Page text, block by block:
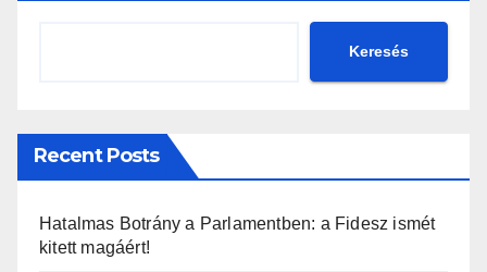
Keresés
Recent Posts
Hatalmas Botrány a Parlamentben: a Fidesz ismét
kitett magáért!